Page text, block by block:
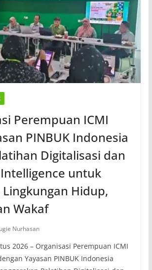
Perempuan ICMI
PINBUK Indonesia
Digitalisasi dan
untuk
Hidup,
Wakaf
Nurhasan
2026 – Organisasi Perempuan ICMI
Yayasan PINBUK Indonesia